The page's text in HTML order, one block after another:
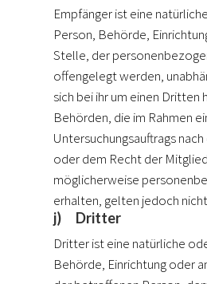
Empfänger ist eine
Person, Behörde,
Stelle, der
offengelegt werden,
sich bei ihr um einen Dritten
Behörden, die im Rahmen
Untersuchungsauftrags
oder dem Recht der
möglicherweise
erhalten, gelten jedoch
j) Dritter
Dritter ist eine natürliche
Behörde, Einrichtung oder